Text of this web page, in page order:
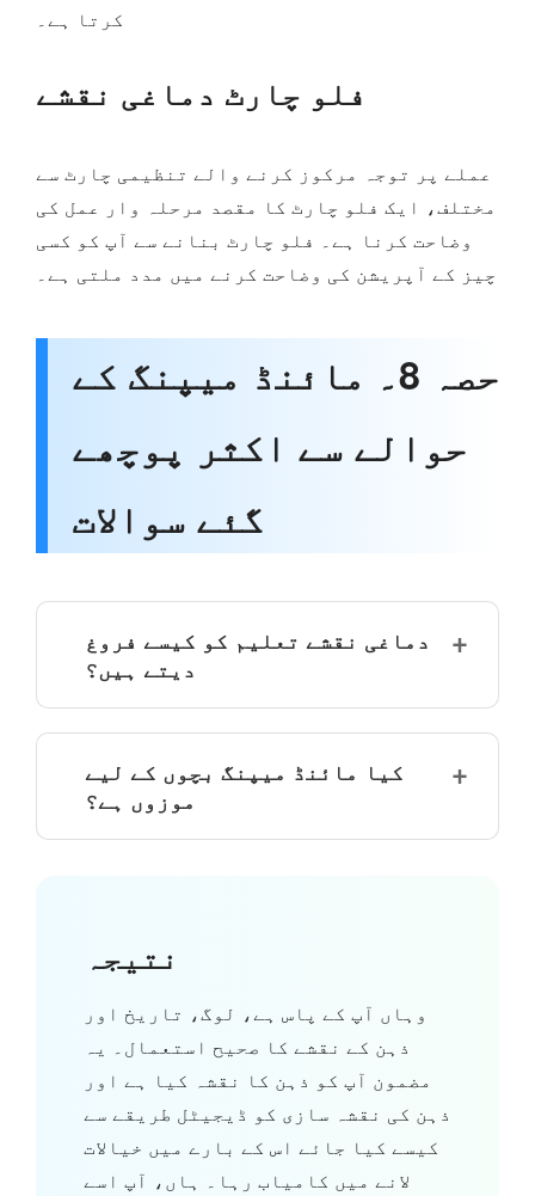
کرتا ہے۔
فلو چارٹ دماغی نقشے
عملے پر توجہ مرکوز کرنے والے تنظیمی چارٹ سے
مختلف، ایک فلو چارٹ کا مقصد مرحلہ وار عمل کی
وضاحت کرنا ہے۔ فلو چارٹ بنانے سے آپ کو کسی
چیز کے آپریشن کی وضاحت کرنے میں مدد ملتی ہے۔
حصہ 8۔ مائنڈ میپنگ کے
حوالے سے اکثر پوچھے
گئے سوالات
دماغی نقشے تعلیم کو کیسے فروغ
دیتے ہیں؟
کیا مائنڈ میپنگ بچوں کے لیے
موزوں ہے؟
نتیجہ
وہاں آپ کے پاس ہے، لوگ، تاریخ اور
ذہن کے نقشے کا صحیح استعمال۔ یہ
مضمون آپ کو ذہن کا نقشہ کیا ہے اور
ذہن کی نقشہ سازی کو ڈیجیٹل طریقے سے
کیسے کیا جائے اس کے بارے میں خیالات
لانے میں کامیاب رہا۔ ہاں، آپ اسے